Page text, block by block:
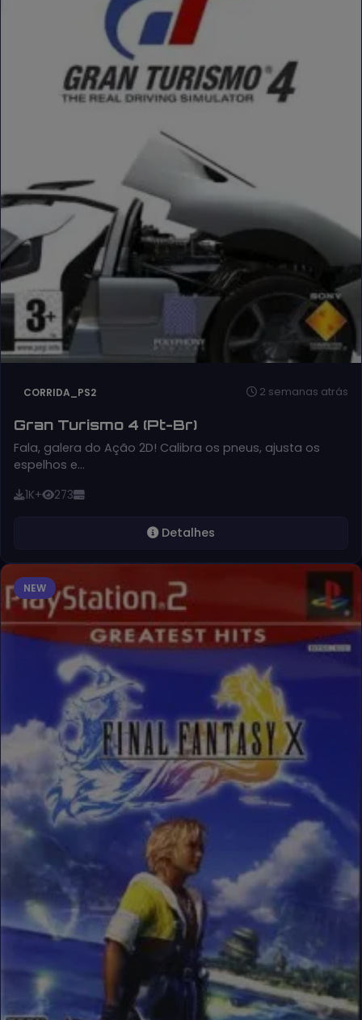
CORRIDA_PS2 2 semanas atrás
Gran Turismo 4 (Pt-Br)
Fala, galera do Ação 2D! Calibra os pneus, ajusta os
espelhos e…
1K+ 273
Detalhes
NEW